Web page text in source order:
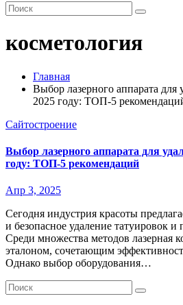
косметология
Главная
Выбор лазерного аппарата для
2025 году: ТОП-5
Сайтостроение
Выбор лазерного аппарата для
году: ТОП-5 рекомендаций
Апр 3, 2025
Сегодня индустрия красоты
и безопасное удаление татуировок
Среди множества методов лазерная
эталоном, сочетающим
Однако выбор оборудования…